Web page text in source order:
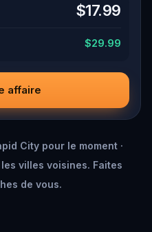
$17.99
$29.99
affaire
City pour le moment ·
villes voisines. Faites
de vous.